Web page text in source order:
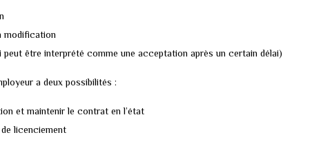
modification
peut être interprété comme une acceptation après un certain délai)
a deux possibilités :
et maintenir le contrat en l’état
licenciement